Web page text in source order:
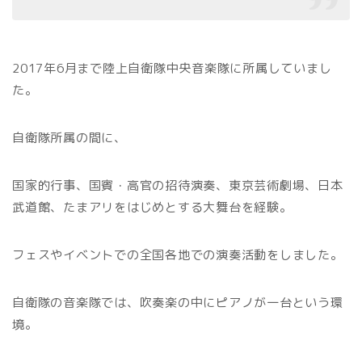
2017年6月まで陸上自衛隊中央音楽隊に所属していまし
た。
自衛隊所属の間に、
国家的行事、国賓・高官の招待演奏、東京芸術劇場、日本
武道館、たまアリをはじめとする大舞台を経験。
フェスやイベントでの全国各地での演奏活動をしました。
自衛隊の音楽隊では、吹奏楽の中にピアノが一台という環
境。